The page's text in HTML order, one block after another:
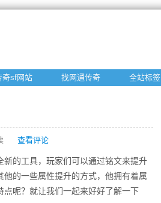
奇sf网站 找网通传奇 全站标签
查看评论
的工具，玩家们可以通过铭文来提升
的一些属性提升的方式，他拥有着属
呢？就让我们一起来好好了解一下